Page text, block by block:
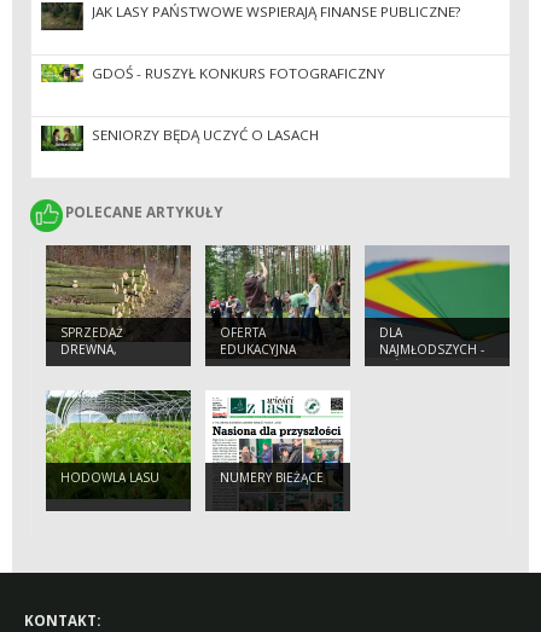
JAK LASY PAŃSTWOWE WSPIERAJĄ FINANSE PUBLICZNE?
GDOŚ - RUSZYŁ KONKURS FOTOGRAFICZNY
SENIORZY BĘDĄ UCZYĆ O LASACH
POLECANE ARTYKUŁY
POLECANE ARTYKUŁY
SPRZEDAŻ
DREWNA,
SZYSZEK,
CHOINEK
OFERTA
EDUKACYJNA
DLA
NAJMŁODSZYCH -
LEŚNE ORIGAMI
HODOWLA LASU NUMERY BIEŻĄCE
KONTAKT: